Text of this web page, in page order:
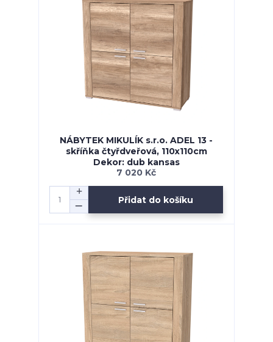
NÁBYTEK MIKULÍK s.r.o. ADEL 13 -
skříňka čtyřdveřová, 110x110cm
Dekor: dub kansas
7 020 Kč
Přidat do košíku